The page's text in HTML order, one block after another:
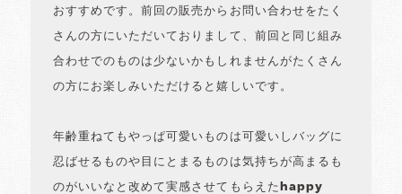
おすすめです。前回の販売からお問い合わせをたく
さんの方にいただいておりまして、前回と同じ組み
合わせでのものは少ないかもしれませんがたくさん
の方にお楽しみいただけると嬉しいです。
年齢重ねてもやっぱ可愛いものは可愛いしバッグに
忍ばせるものや目にとまるものは気持ちが高まるも
のがいいなと改めて実感させてもらえたhappy